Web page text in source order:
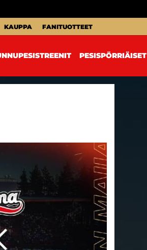
KAUPPA FANITUOTTEET
PESISPÖRRIÄISET